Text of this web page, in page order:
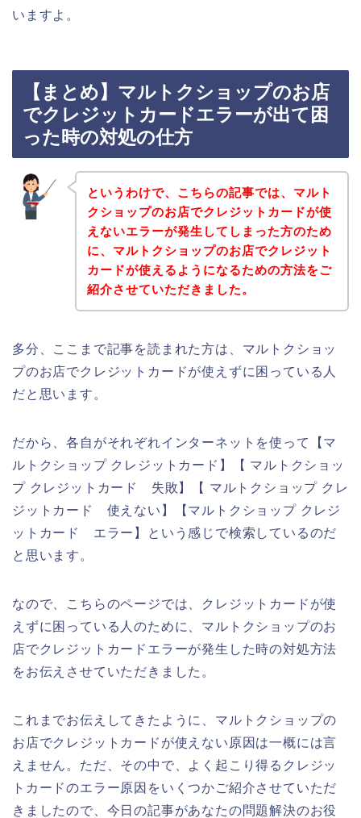
いますよ。
【まとめ】マルトクショップのお店
でクレジットカードエラーが出て困
った時の対処の仕方
というわけで、こちらの記事では、マルト
クショップのお店でクレジットカードが使
えないエラーが発生してしまった方のため
に、マルトクショップのお店でクレジット
カードが使えるようになるための方法をご
紹介させていただきました。
多分、ここまで記事を読まれた方は、マルトクショッ
プのお店でクレジットカードが使えずに困っている人
だと思います。
だから、各自がそれぞれインターネットを使って【マ
ルトクショップ クレジットカード】【 マルトクショッ
プ クレジットカード 失敗】【 マルトクショップ クレ
ジットカード 使えない】【マルトクショップ クレジ
ットカード エラー】という感じで検索しているのだ
と思います。
なので、こちらのページでは、クレジットカードが使
えずに困っている人のために、マルトクショップのお
店でクレジットカードエラーが発生した時の対処方法
をお伝えさせていただきました。
これまでお伝えしてきたように、マルトクショップの
お店でクレジットカードが使えない原因は一概には言
えません。ただ、その中で、よく起こり得るクレジッ
トカードのエラー原因をいくつかご紹介させていただ
きましたので、今日の記事があなたの問題解決のお役